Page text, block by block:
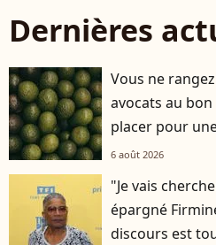
Dernières
Vous ne
avocats au
placer pour
6 août 2026
"Je vais
épargné
discours est